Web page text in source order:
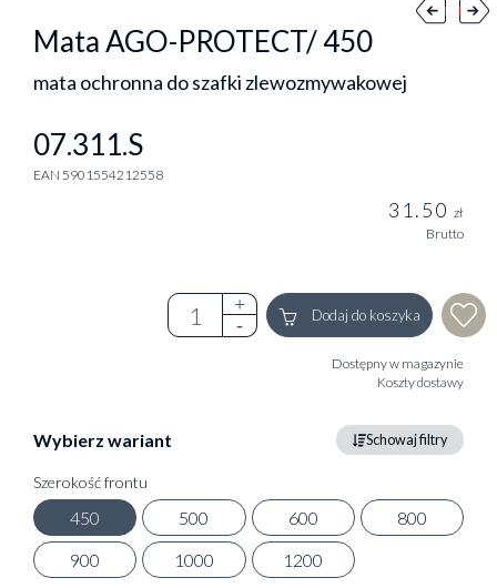
Mata AGO-PROTECT/ 450
mata ochronna do szafki zlewozmywakowej
07.311.S
EAN 5901554212558
31.50 zł
Brutto
Dodaj do koszyka
Dostępny w magazynie
Koszty dostawy
Wybierz wariant Schowaj filtry
Szerokość frontu
450 500 600
800
900
1000 1200